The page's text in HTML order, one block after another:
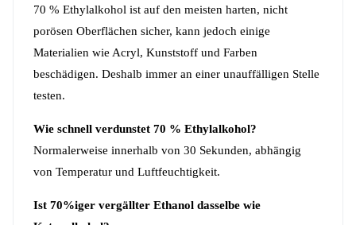
70 % Ethylalkohol ist auf den meisten harten, nicht
porösen Oberflächen sicher, kann jedoch einige
Materialien wie Acryl, Kunststoff und Farben
beschädigen. Deshalb immer an einer unauffälligen Stelle
testen.
Wie schnell verdunstet 70 % Ethylalkohol?
Normalerweise innerhalb von 30 Sekunden, abhängig
von Temperatur und Luftfeuchtigkeit.
Ist 70%iger vergällter Ethanol dasselbe wie